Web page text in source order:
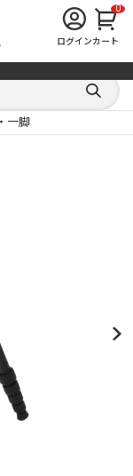
ログイン
0
カート
キ
検
索
る
一脚